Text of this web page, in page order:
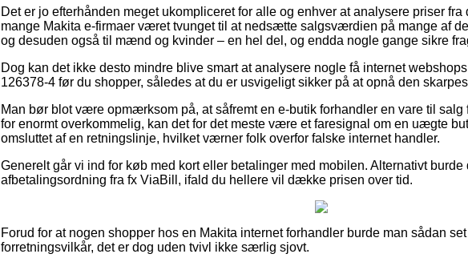
Det er jo efterhånden meget ukompliceret for alle og enhver at analysere priser
mange Makita e-firmaer været tvunget til at nedsætte salgsværdien på mange af
og desuden også til mænd og kvinder – en hel del, og endda nogle gange sikre
Dog kan det ikke desto mindre blive smart at analysere nogle få internet
126378-4 før du shopper, således at du er usvigeligt sikker på at opnå den
Man bør blot være opmærksom på, at såfremt en e-butik forhandler en vare til
for enormt overkommelig, kan det for det meste være et faresignal om en uægte
omsluttet af en retningslinje, hvilket værner folk overfor falske internet handler.
Generelt går vi ind for køb med kort eller betalinger med mobilen. Alternativt burde
afbetalingsordning fra fx ViaBill, ifald du hellere vil dække prisen over tid.
Forud for at nogen shopper hos en Makita internet forhandler burde man sådan
forretningsvilkår, det er dog uden tvivl ikke særlig sjovt.